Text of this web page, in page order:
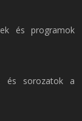
és programok
és sorozatok a